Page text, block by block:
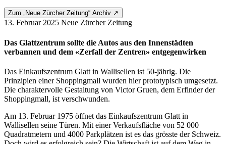
Zum „Neue Zürcher Zeitung“ Archiv ↗
13. Februar 2025 Neue Zürcher Zeitung
Das Glattzentrum sollte die Autos aus den Innenstädten
verbannen und dem «Zerfall der Zentren» entgegenwirken
Das Einkaufszentrum Glatt in Wallisellen ist 50-jährig. Die
Prinzipien einer Shoppingmall wurden hier prototypisch umgesetzt.
Die charaktervolle Gestaltung von Victor Gruen, dem Erfinder der
Shoppingmall, ist verschwunden.
Am 13. Februar 1975 öffnet das Einkaufszentrum Glatt in
Wallisellen seine Türen. Mit einer Verkaufsfläche von 52 000
Quadratmetern und 4000 Parkplätzen ist es das grösste der Schweiz.